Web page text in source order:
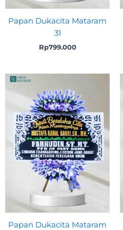
Papan Dukacita Mataram
31
Rp799.000
Papan Dukacita Mataram